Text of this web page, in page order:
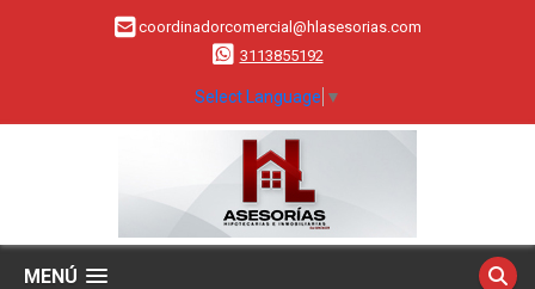
coordinadorcomercial@hlasesorias.com
3113855192
Select Language ▼
MENÚ